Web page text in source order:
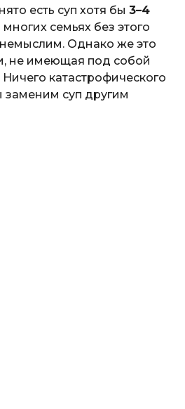
есть суп хотя бы 3–4
многих семьях без этого
Однако же это
не имеющая под собой
катастрофического
заменим суп другим